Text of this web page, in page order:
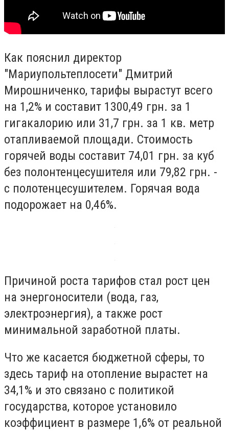
Как пояснил директор
"Мариупольтеплосети" Дмитрий
Мирошниченко, тарифы вырастут всего
на 1,2% и составит 1300,49 грн. за 1
гигакалорию или 31,7 грн. за 1 кв. метр
отапливаемой площади. Стоимость
горячей воды составит 74,01 грн. за куб
без полонтенцесушителя или 79,82 грн. -
с полотенцесушителем. Горячая вода
подорожает на 0,46%.
Причиной роста тарифов стал рост цен
на энергоносители (вода, газ,
электроэнергия), а также рост
минимальной заработной платы.
Что же касается бюджетной сферы, то
здесь тариф на отопление вырастет на
34,1% и это связано с политикой
государства, которое установило
коэффициент в размере 1,6% от реальной